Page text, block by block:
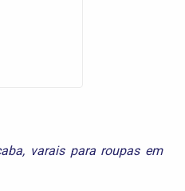
, varais para roupas em